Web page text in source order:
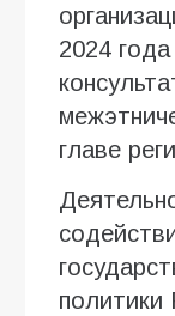
2024
главе
политики